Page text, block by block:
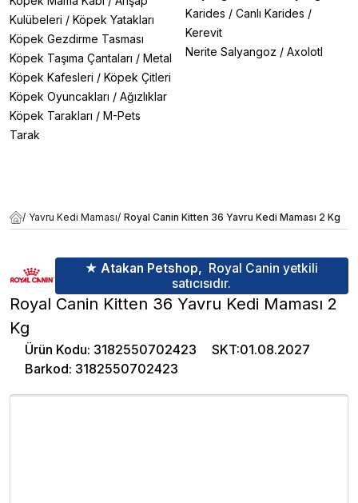
Kulübeleri / Köpek Yatakları
Köpek Gezdirme Tasması
Köpek Taşıma Çantaları / Metal
Köpek Kafesleri / Köpek Çitleri
Köpek Oyuncakları / Ağızlıklar
Köpek Tarakları / M-Pets
Tarak
Karides / Canlı Karides /
Kerevit
Nerite Salyangoz / Axolotl
/ Yavru Kedi Maması/ Royal Canin Kitten 36 Yavru Kedi Maması 2 Kg
★ Atakan Petshop, Royal Canin yetkili
satıcısıdır.
Royal Canin Kitten 36 Yavru Kedi Maması 2
Kg
Ürün Kodu: 3182550702423 SKT:01.08.2027
Barkod: 3182550702423